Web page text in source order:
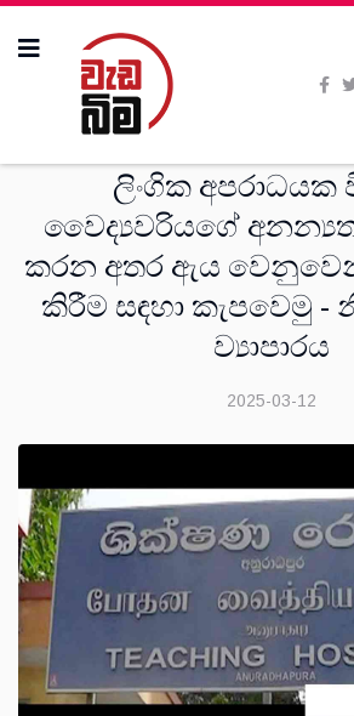
ලිංගික අපරාධයක
වෛද්‍යවරියගේ
කරන අතර ඇය
කිරීම සඳහා කැපවෙමු -
ව්‍යාපාරය
2025-03-12